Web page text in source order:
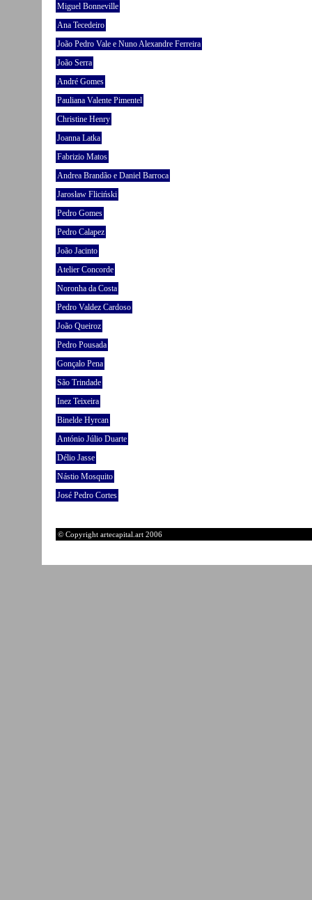
Miguel Bonneville
Ana Tecedeiro
João Pedro Vale e Nuno Alexandre Ferreira
João Serra
André Gomes
Pauliana Valente Pimentel
Christine Henry
Joanna Latka
Fabrizio Matos
Andrea Brandão e Daniel Barroca
Jarosław Fliciński
Pedro Gomes
Pedro Calapez
João Jacinto
Atelier Concorde
Noronha da Costa
Pedro Valdez Cardoso
João Queiroz
Pedro Pousada
Gonçalo Pena
São Trindade
Inez Teixeira
Binelde Hyrcan
António Júlio Duarte
Délio Jasse
Nástio Mosquito
José Pedro Cortes
© Copyright artecapital.art 2006